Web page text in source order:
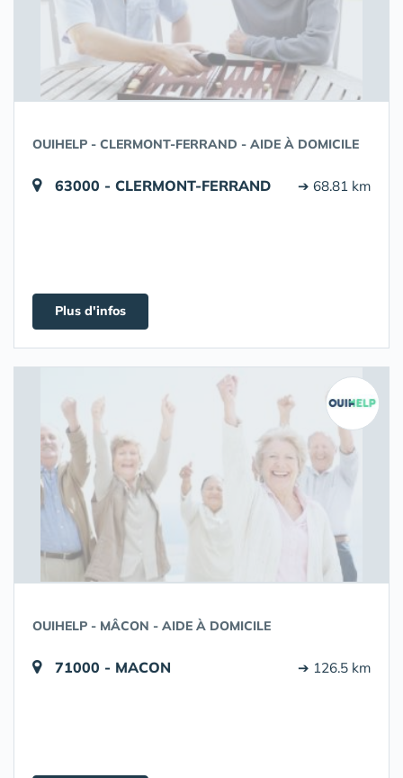
OUIHELP - CLERMONT-FERRAND - AIDE À DOMICILE
63000 - CLERMONT-FERRAND ➔ 68.81 km
Plus d'infos
OUIHELP - MÂCON - AIDE À DOMICILE
71000 - MACON ➔ 126.5 km